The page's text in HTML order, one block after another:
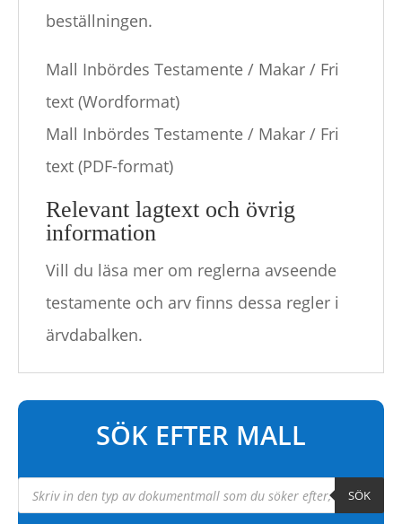
beställningen.
Mall Inbördes Testamente / Makar / Fri
text (Wordformat)
Mall Inbördes Testamente / Makar / Fri
text (PDF-format)
Relevant lagtext och övrig
information
Vill du läsa mer om reglerna avseende
testamente och arv finns dessa regler i
ärvdabalken.
SÖK EFTER MALL
Products
search SÖK